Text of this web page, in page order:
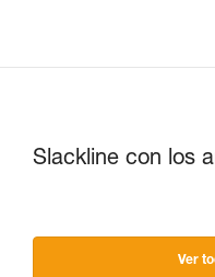
Slackline con los
Ver